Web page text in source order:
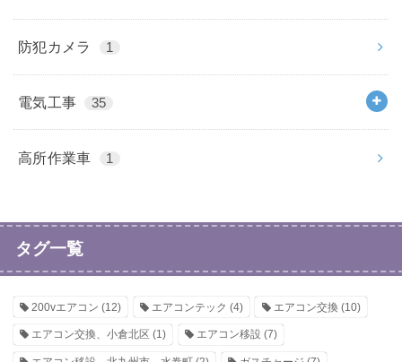
防犯カメラ 1
電気工事 35
高所作業車 1
タグ一覧
200vエアコン (12) エアコンテック (4) エアコン交換 (10)
エアコン交換、小倉北区 (1) エアコン移設 (7)